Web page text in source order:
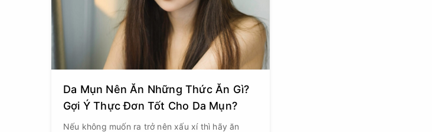
Da Mụn Nên Ăn Những Thức Ăn Gì?
Gợi Ý Thực Đơn Tốt Cho Da Mụn?
Nếu không muốn ra trở nên xấu xí thì hãy ăn